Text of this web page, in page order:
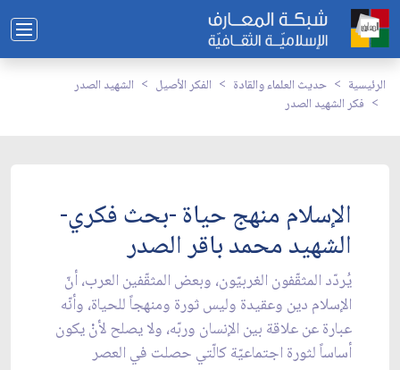
الرئيسية حديث العلماء والقادة الفكر الأصيل
الشهيد الصدر
فكر الشهيد الصدر
الإسلام منهج حياة -بحث فكري-
الشهيد محمد باقر الصدر
يُردّد المثقّفون الغربيّون، وبعض المثقّفين العرب، أنّ
الإسلام دين وعقيدة وليس ثورة ومنهجاً للحياة، وأنّه
عبارة عن علاقة بين الإنسان وربّه، ولا يصلح لأنْ يكون
أساساً لثورة اجتماعيّة كالّتي حصلت في العصر